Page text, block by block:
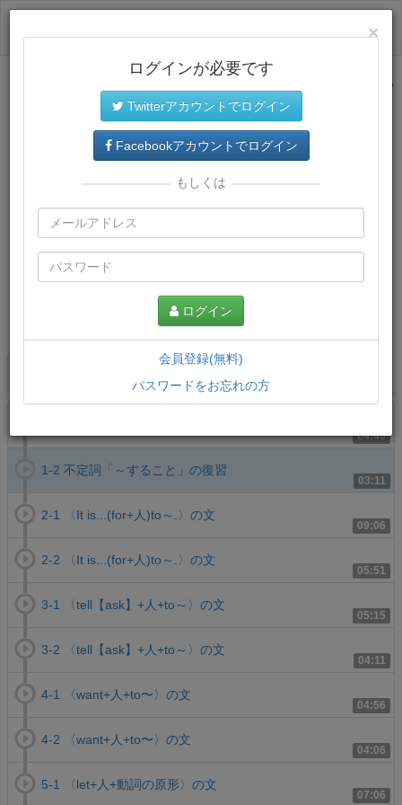
サイトトップに戻る
04:40
03:11
1-2 不定詞「～すること」の復習
09:06
2-1 〈It is...(for+人)to～.〉の文
05:51
2-2 〈It is...(for+人)to～.〉の文
05:15
3-1 〈tell【ask】+人+to～〉の文
04:11
3-2 〈tell【ask】+人+to～〉の文
04:56
4-1 〈want+人+to〜〉の文
04:06
4-2 〈want+人+to〜〉の文
07:06
5-1 〈let+人+動詞の原形〉の文
×
ログインが必要です
Twitterアカウントでログイン
Facebookアカウントでログイン
もしくは
ログイン
会員登録(無料)
パスワードをお忘れの方